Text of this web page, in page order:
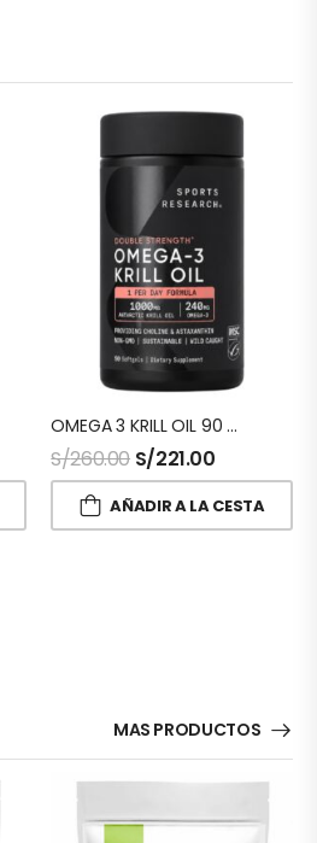
OMEGA 3 KRILL OIL 90 Capsulas Sport Research
S/260.00 S/221.00
AÑADIR A LA CESTA
MAS PRODUCTOS